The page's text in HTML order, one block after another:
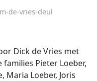
de-vries-deul
Dick de Vries met
Pieter Loeber,
Maria Loeber, Joris